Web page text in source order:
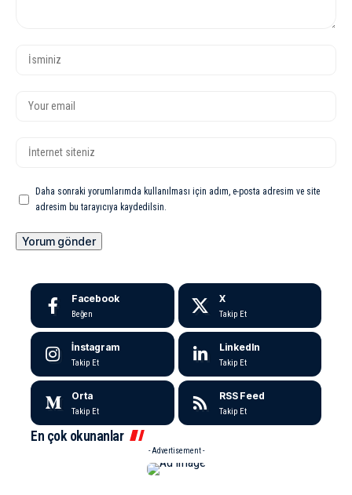
Daha sonraki yorumlarımda kullanılması için adım, e-posta adresim ve site
adresim bu tarayıcıya kaydedilsin.
Facebook
Beğen
X
Takip Et
İnstagram
Takip Et
LinkedIn
Takip Et
Orta
Takip Et
RSS Feed
Takip Et
En çok okunanlar
- Advertisement -